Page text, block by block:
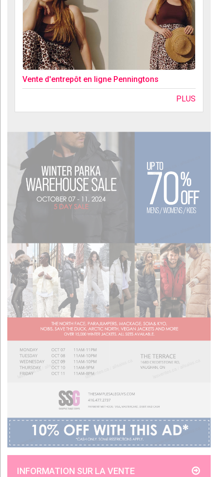
Vente d'entrepôt en ligne Penningtons
PLUS
INFORMATION SUR LA VENTE